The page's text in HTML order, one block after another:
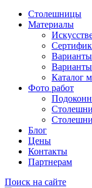
Столешницы
Материалы
Каталог
Фото работ
Блог
Цены
Контакты
Партнерам
Поиск на сайте